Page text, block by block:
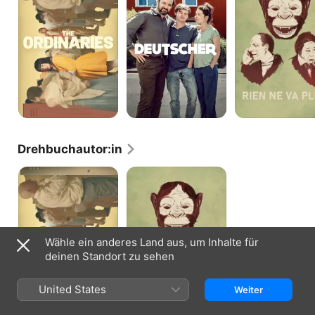
Drehbuchautor:in
The
Ordinaries
Rien
Wähle ein anderes Land aus, um Inhalte für
deinen Standort zu sehen
United States Weiter